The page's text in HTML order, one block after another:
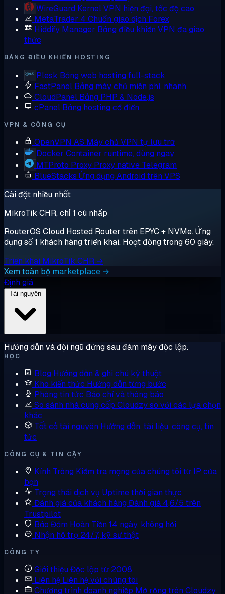
WireGuard Kernel VPN hiện đại, tốc độ cao
MetaTrader 4 Chuẩn giao dịch Forex
Hiddify Manager Bảng điều khiển VPN đa giao
thức
BẢNG ĐIỀU KHIỂN HOSTING
Plesk Bảng web hosting full-stack
FastPanel Bảng máy chủ miễn phí, nhanh
CloudPanel Bảng PHP & Node.js
cPanel Bảng hosting cổ điển
VPN & CÔNG CỤ
OpenVPN AS Máy chủ VPN tự lưu trữ
Docker Container runtime, dùng ngay
MTProto Proxy Proxy native Telegram
BlueStacks Ứng dụng Android trên VPS
Cài đặt nhiều nhất
MikroTik CHR, chỉ 1 cú nhấp
RouterOS Cloud Hosted Router trên EPYC + NVMe. Ứng
dụng số 1 khách hàng triển khai. Hoạt động trong 60 giây.
Triển khai MikroTik CHR →
Xem toàn bộ marketplace →
Định giá
Hướng dẫn và đội ngũ đứng sau đám mây độc lập.
HỌC
Blog Hướng dẫn & ghi chú kỹ thuật
Kho kiến thức Hướng dẫn từng bước
Phòng tin tức Báo chí và thông báo
So sánh nhà cung cấp Cloudzy so với các lựa chọn
khác
Tất cả tài nguyên Hướng dẫn, tài liệu, công cụ, tin
tức
CÔNG CỤ & TIN CẬY
Kính Tròng Kiểm tra mạng của chúng tôi từ IP của
bạn
Trạng thái dịch vụ Uptime thời gian thực
Đánh giá của khách hàng Đánh giá 4,6/5 trên
Trustpilot
Bảo Đảm Hoàn Tiền 14 ngày, không hỏi
Nhận hỗ trợ 24/7, kỹ sư thật
CÔNG TY
Giới thiệu Độc lập từ 2008
Liên hệ Liên hệ với chúng tôi
Chương trình doanh nghiệp Mở rộng trên Cloudzy